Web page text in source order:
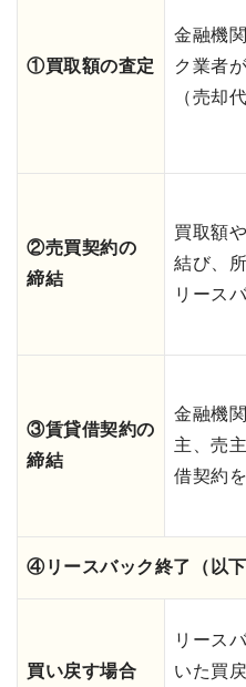
①買取額の査定
金融機
ク業者
（売却
②売買契約の
締結
買取額
結び、
リース
③賃貸借契約の
締結
金融機
主、売
借契約
④リースバック終了（以下
買い戻す場合
リース
いた買